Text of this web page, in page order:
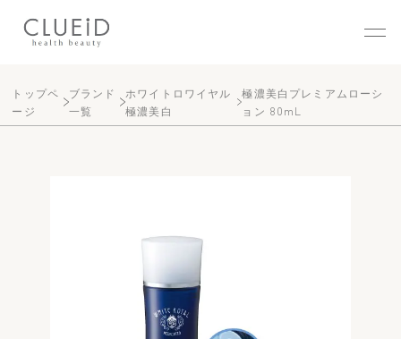
トップペ
ージ
ブランド
一覧
ホワイトロワイヤル
極濃美白
極濃美白プレミアムローシ
ョン 80mL